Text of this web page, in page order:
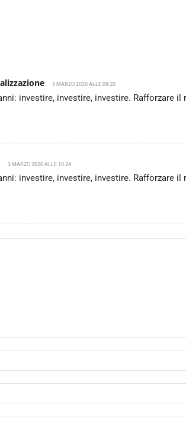
5 MARZO 2020 ALLE 09.20
investire, investire, investire. Rafforzare
3 MARZO 2020 ALLE 10.24
investire, investire, investire. Rafforzare